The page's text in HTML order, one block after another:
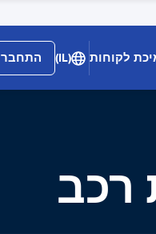
לקוחות (IL) התחבר
רכב